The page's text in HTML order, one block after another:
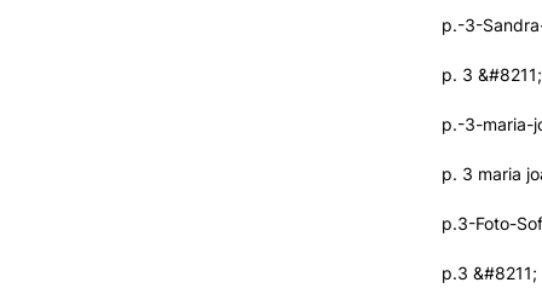
Missão e objetivos
Cartão Alumni
p.-3-Sandra
p. 3 &#8211;
p.-3-maria-j
p. 3 maria jo
p.3-Foto-Sof
p.3 &#8211;